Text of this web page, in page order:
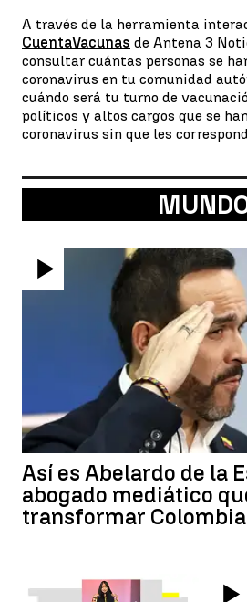
A través de la herramienta
CuentaVacunas de Antena 3
consultar cuántas personas se
coronavirus en tu comunidad
cuándo será tu turno de
políticos y altos cargos que se
coronavirus sin que les
Así es Abelardo de la
abogado mediático
transformar Colombia